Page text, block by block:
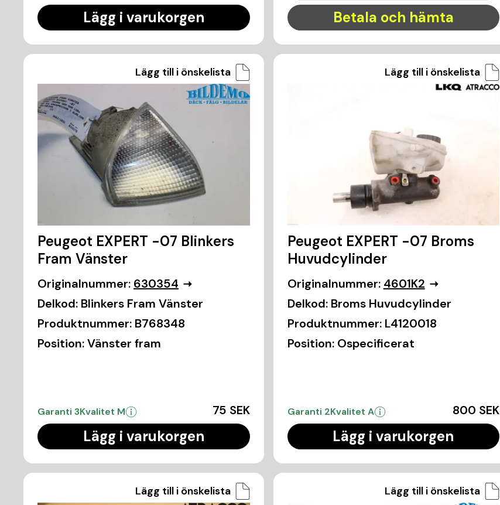
Lägg i varukorgen
Betala och hämta
Lägg till i önskelista
Peugeot EXPERT -07 Blinkers
Fram Vänster
Originalnummer: 630354
Delkod: Blinkers Fram Vänster
Produktnummer: B768348
Position:Vänster fram
Garanti 3Kvalitet M 75 SEK
Lägg i varukorgen
Lägg till i önskelista
Peugeot EXPERT -07 Broms
Huvudcylinder
Originalnummer: 4601K2
Delkod: Broms Huvudcylinder
Produktnummer: L4120018
Position: Ospecificerat
Garanti 2Kvalitet A 800 SEK
Lägg i varukorgen
Lägg till i önskelista Lägg till i önskelista